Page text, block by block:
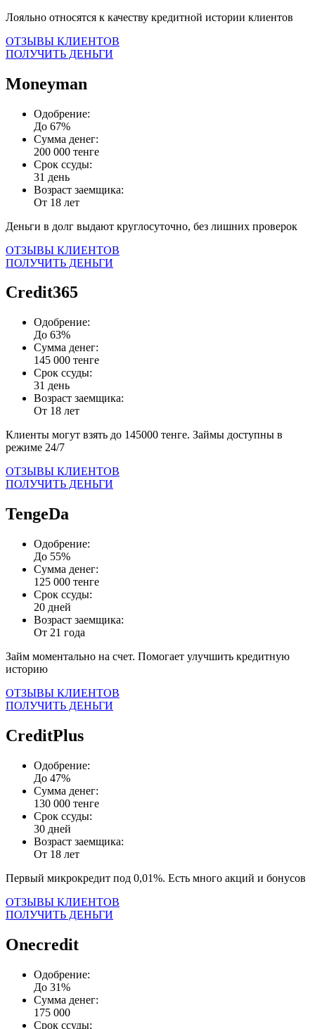
Лояльно относятся к качеству кредитной истории клиентов
ОТЗЫВЫ КЛИЕНТОВ
ПОЛУЧИТЬ ДЕНЬГИ
Moneyman
Одобрение:
До 67%
Сумма денег:
200 000 тенге
Срок ссуды:
31 день
Возраст заемщика:
От 18 лет
Деньги в долг выдают круглосуточно, без лишних проверок
ОТЗЫВЫ КЛИЕНТОВ
ПОЛУЧИТЬ ДЕНЬГИ
Credit365
Одобрение:
До 63%
Сумма денег:
145 000 тенге
Срок ссуды:
31 день
Возраст заемщика:
От 18 лет
Клиенты могут взять до 145000 тенге. Займы доступны в
режиме 24/7
ОТЗЫВЫ КЛИЕНТОВ
ПОЛУЧИТЬ ДЕНЬГИ
TengeDa
Одобрение:
До 55%
Сумма денег:
125 000 тенге
Срок ссуды:
20 дней
Возраст заемщика:
От 21 года
Займ моментально на счет. Помогает улучшить кредитную
историю
ОТЗЫВЫ КЛИЕНТОВ
ПОЛУЧИТЬ ДЕНЬГИ
CreditPlus
Одобрение:
До 47%
Сумма денег:
130 000 тенге
Срок ссуды:
30 дней
Возраст заемщика:
От 18 лет
Первый микрокредит под 0,01%. Есть много акций и бонусов
ОТЗЫВЫ КЛИЕНТОВ
ПОЛУЧИТЬ ДЕНЬГИ
Onecredit
Одобрение:
До 31%
Сумма денег:
175 000
Срок ссуды: